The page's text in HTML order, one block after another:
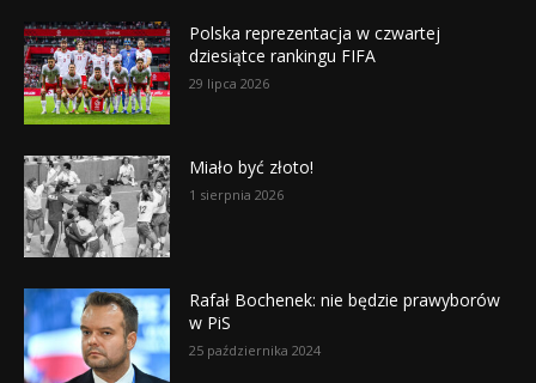
Polska reprezentacja w czwartej
dziesiątce rankingu FIFA
29 lipca 2026
Miało być złoto!
1 sierpnia 2026
Rafał Bochenek: nie będzie prawyborów
w PiS
25 października 2024